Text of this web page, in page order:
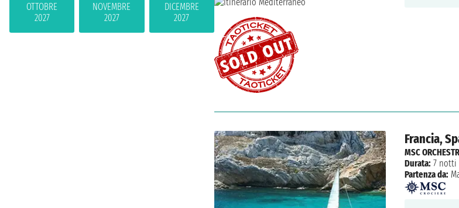
OTTOBRE
2027
NOVEMBRE
2027
DICEMBRE
2027
Francia,
MSC
Durata: 7 notti
Partenza da: